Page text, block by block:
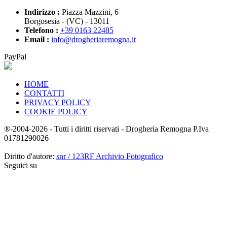
Indirizzo : Piazza Mazzini, 6
Borgosesia - (VC) - 13011
Telefono : +39 0163 22485
Email : info@drogheriaremogna.it
PayPal
HOME
CONTATTI
PRIVACY POLICY
COOKIE POLICY
®-2004-2026 - Tutti i diritti riservati - Drogheria Remogna P.Iva
01781290026
Diritto d'autore: snr / 123RF Archivio Fotografico
Seguici su